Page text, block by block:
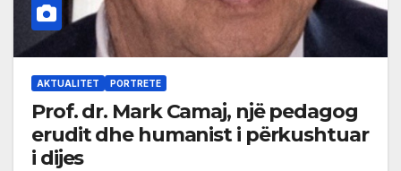
AKTUALITET PORTRETE
Prof. dr. Mark Camaj, një pedagog
erudit dhe humanist i përkushtuar
i dijes